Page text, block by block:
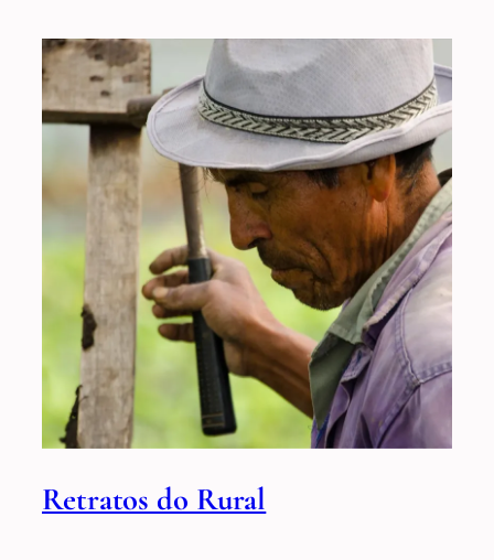
Retratos do Rural